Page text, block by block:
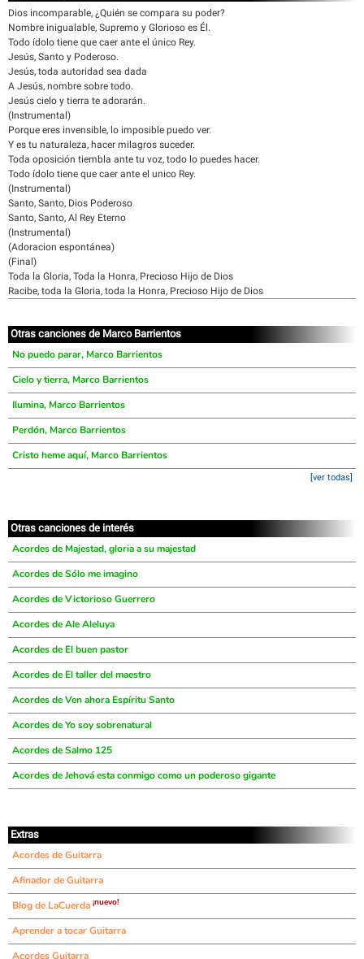
Dios incomparable, ¿Quién se compara su poder?
Nombre inigualable, Supremo y Glorioso es Él.
Todo ídolo tiene que caer ante el único Rey.
Jesús, Santo y Poderoso.
Jesús, toda autoridad sea dada
A Jesús, nombre sobre todo.
Jesús cielo y tierra te adorarán.
(Instrumental)
Porque eres invensible, lo imposible puedo ver.
Y es tu naturaleza, hacer milagros suceder.
Toda oposición tiembla ante tu voz, todo lo puedes hacer.
Todo ídolo tiene que caer ante el unico Rey.
(Instrumental)
Santo, Santo, Dios Poderoso
Santo, Santo, Al Rey Eterno
(Instrumental)
(Adoracion espontánea)
(Final)
Toda la Gloria, Toda la Honra, Precioso Hijo de Dios
Racibe, toda la Gloria, toda la Honra, Precioso Hijo de Dios
Otras canciones de Marco Barrientos
No puedo parar, Marco Barrientos
Cielo y tierra, Marco Barrientos
Ilumina, Marco Barrientos
Perdón, Marco Barrientos
Cristo heme aquí, Marco Barrientos
[ver todas]
Otras canciones de interés
Acordes de Majestad, gloria a su majestad
Acordes de Sólo me imagino
Acordes de Victorioso Guerrero
Acordes de Ale Aleluya
Acordes de El buen pastor
Acordes de El taller del maestro
Acordes de Ven ahora Espíritu Santo
Acordes de Yo soy sobrenatural
Acordes de Salmo 125
Acordes de Jehová esta conmigo como un poderoso gigante
Extras
Acordes de Guitarra
Afinador de Guitarra
Blog de LaCuerda ¡nuevo!
Aprender a tocar Guitarra
Acordes Guitarra